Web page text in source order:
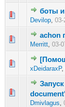
боты
Devilop, 03-
0 голос(ов)
achon
Merritt, 03-
0 голос(ов)
xDeidaraxP,
0
Dmivlagus,
0 голос(ов)